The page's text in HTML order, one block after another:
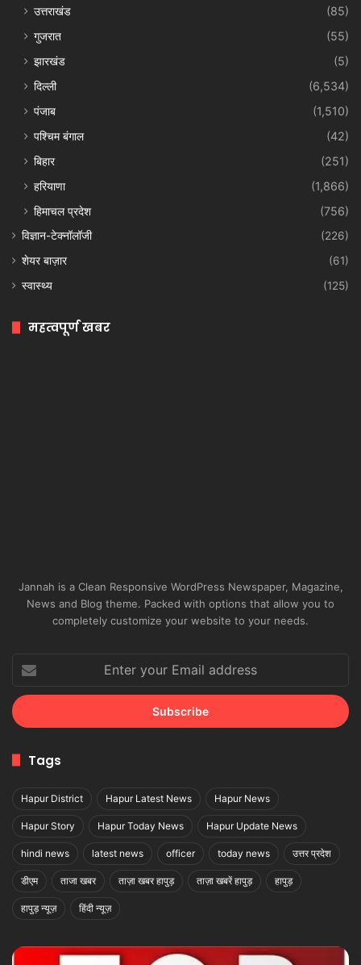
उत्तराखंड
(85)
गुजरात
(55)
झारखंड
(5)
दिल्ली
(6,534)
पंजाब
(1,510)
पश्चिम बंगाल
(42)
बिहार
(251)
हरियाणा
(1,866)
हिमाचल प्रदेश
(756)
विज्ञान-टेक्नॉलॉजी
(226)
शेयर बाज़ार
(61)
स्वास्थ्य
(125)
महत्वपूर्ण खबर
Jannah is a Clean Responsive WordPress Newspaper, Magazine,
News and Blog theme. Packed with options that allow you to
completely customize your website to your needs.
your
Email
address
Tags
Hapur District Hapur Latest News Hapur News
Hapur Story Hapur Today News Hapur Update News
hindi news latest news officer today news उत्तर प्रदेश
डीएम ताजा खबर ताज़ा खबर हापुड़ ताज़ा खबरें हापुड़ हापुड़
हापुड़ न्यूज़ हिंदी न्यूज़